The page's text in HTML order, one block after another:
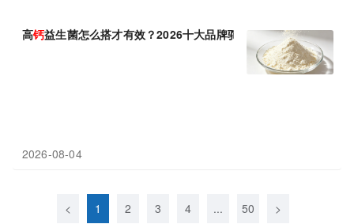
高钙益生菌怎么搭才有效？2026十大品牌驼奶粉实测，中老年营
2026-08-04
< 1 2 3 4 ... 50 >